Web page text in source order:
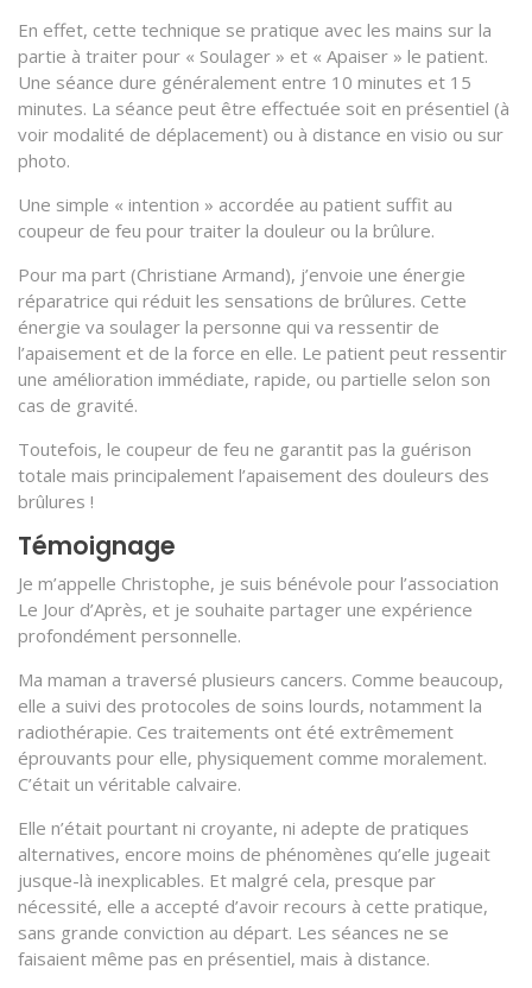
En effet, cette technique se pratique avec les mains sur la
partie à traiter pour « Soulager » et « Apaiser » le patient.
Une séance dure généralement entre 10 minutes et 15
minutes. La séance peut être effectuée soit en présentiel (à
voir modalité de déplacement) ou à distance en visio ou sur
photo.
Une simple « intention » accordée au patient suffit au
coupeur de feu pour traiter la douleur ou la brûlure.
Pour ma part (Christiane Armand), j’envoie une énergie
réparatrice qui réduit les sensations de brûlures. Cette
énergie va soulager la personne qui va ressentir de
l’apaisement et de la force en elle. Le patient peut ressentir
une amélioration immédiate, rapide, ou partielle selon son
cas de gravité.
Toutefois, le coupeur de feu ne garantit pas la guérison
totale mais principalement l’apaisement des douleurs des
brûlures !
Témoignage
Je m’appelle Christophe, je suis bénévole pour l’association
Le Jour d’Après, et je souhaite partager une expérience
profondément personnelle.
Ma maman a traversé plusieurs cancers. Comme beaucoup,
elle a suivi des protocoles de soins lourds, notamment la
radiothérapie. Ces traitements ont été extrêmement
éprouvants pour elle, physiquement comme moralement.
C’était un véritable calvaire.
Elle n’était pourtant ni croyante, ni adepte de pratiques
alternatives, encore moins de phénomènes qu’elle jugeait
jusque-là inexplicables. Et malgré cela, presque par
nécessité, elle a accepté d’avoir recours à cette pratique,
sans grande conviction au départ. Les séances ne se
faisaient même pas en présentiel, mais à distance.